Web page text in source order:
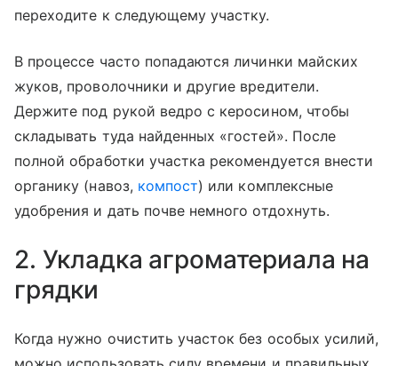
переходите к следующему участку.
В процессе часто попадаются личинки майских
жуков, проволочники и другие вредители.
Держите под рукой ведро с керосином, чтобы
складывать туда найденных «гостей». После
полной обработки участка рекомендуется внести
органику (навоз, компост) или комплексные
удобрения и дать почве немного отдохнуть.
2. Укладка агроматериала на
грядки
Когда нужно очистить участок без особых усилий,